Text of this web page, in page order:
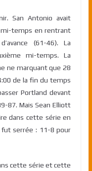
San Antonio avait
temps en rentrant
(61-46). La
mi-temps. La
ne marquant que 28
de la fin du temps
Portland devant
87. Mais Sean Elliott
dans cette série en
fut serrée : 11-8 pour
cette série et cette